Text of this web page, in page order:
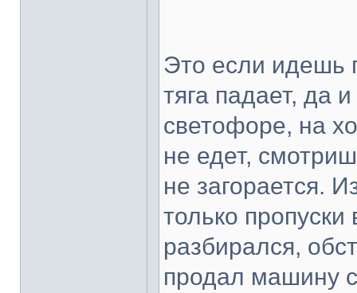
Это если идешь
тяга падает, да
светофоре, на
не едет,
не загорается.
только
разбирался,
продал машину